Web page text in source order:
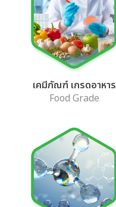
เคมีภัณฑ์ เกรดอาหาร
Food Grade